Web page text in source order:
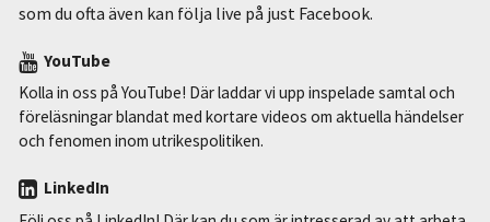
som du ofta även kan följa live på just Facebook.
YouTube
Kolla in oss på YouTube! Där laddar vi upp inspelade samtal och
föreläsningar blandat med kortare videos om aktuella händelser
och fenomen inom utrikespolitiken.
LinkedIn